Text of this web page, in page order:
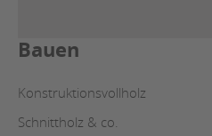
Bauen
Konstruktionsvollholz
Schnittholz & co.